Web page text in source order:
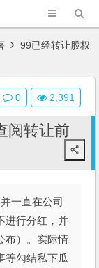
99已经转让股权
阅转让前
一直在公司
进行分红，并
布）。实际情
等勾结私下瓜
0 2,391